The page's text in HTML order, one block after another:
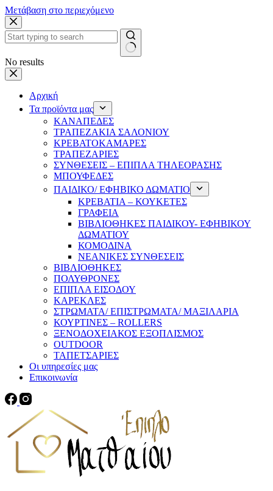
Μετάβαση στο περιεχόμενο
No results
Αρχική
Τα προϊόντα μας
ΚΑΝΑΠΕΔΕΣ
ΤΡΑΠΕΖΑΚΙΑ ΣΑΛΟΝΙΟΥ
ΚΡΕΒΑΤΟΚΑΜΑΡΕΣ
ΤΡΑΠΕΖΑΡΙΕΣ
ΣΥΝΘΕΣΕΙΣ – ΕΠΙΠΛΑ ΤΗΛΕΟΡΑΣΗΣ
ΜΠΟΥΦΕΔΕΣ
ΠΑΙΔΙΚΟ/ ΕΦΗΒΙΚΟ ΔΩΜΑΤΙΟ
ΚΡΕΒΑΤΙΑ – ΚΟΥΚΕΤΕΣ
ΓΡΑΦΕΙΑ
ΒΙΒΛΙΟΘΗΚΕΣ ΠΑΙΔΙΚΟΥ- ΕΦΗΒΙΚΟΥ
ΔΩΜΑΤΙΟΥ
ΚΟΜΟΔΙΝΑ
ΝΕΑΝΙΚΕΣ ΣΥΝΘΕΣΕΙΣ
ΒΙΒΛΙΟΘΗΚΕΣ
ΠΟΛΥΘΡΟΝΕΣ
ΕΠΙΠΛΑ ΕΙΣΟΔΟΥ
ΚΑΡΕΚΛΕΣ
ΣΤΡΩΜΑΤΑ/ ΕΠΙΣΤΡΩΜΑΤΑ/ ΜΑΞΙΛΑΡΙΑ
ΚΟΥΡΤΙΝΕΣ – ROLLERS
ΞΕΝΟΔΟΧΕΙΑΚΟΣ ΕΞΟΠΛΙΣΜΟΣ
OUTDOOR
ΤΑΠΕΤΣΑΡΙΕΣ
Οι υπηρεσίες μας
Επικοινωνία